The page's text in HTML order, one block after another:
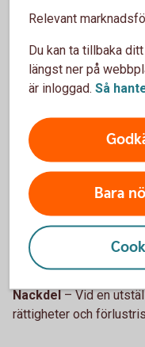
Köpt option
Fördel– Med en
positiva kursrörelser
Skulle underliggande
Nackdel
– Vid köp av
premie.
Såld option
Fördel
– Vid en
premie.
Nackdel– Vid en
rättigheter och
Relevant
Du kan ta tillbaka
längst ner på
är inloggad. Så
Bara